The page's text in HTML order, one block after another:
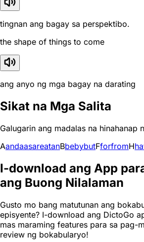
tingnan ang bagay sa perspektibo.
the shape of things to come
ang anyo ng mga bagay na darating
Sikat na Mga Salita
Galugarin ang madalas na hinahanap
AandaasareatanBbebybutFforfromH
I-download ang App
ang Buong Nilalaman
Gusto mo bang matutunan ang
episyente? I-download ang DictoGo
mas maraming features para sa pag-
review ng bokabularyo!